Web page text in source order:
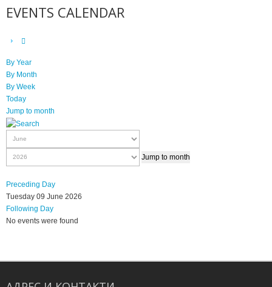
EVENTS CALENDAR
By Year
By Month
By Week
Today
Jump to month
Jump to month
Preceding Day
Tuesday 09 June 2026
Following Day
No events were found